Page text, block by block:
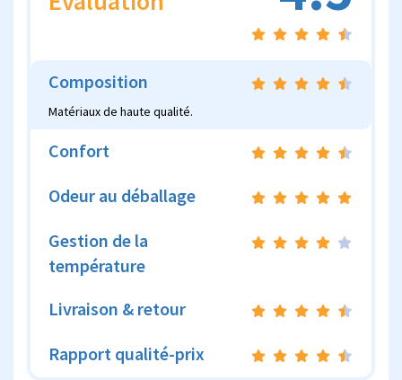
Composition
Matériaux de haute qualité.
Confort
Odeur au déballage
Gestion de la
température
Livraison & retour
Rapport qualité-prix